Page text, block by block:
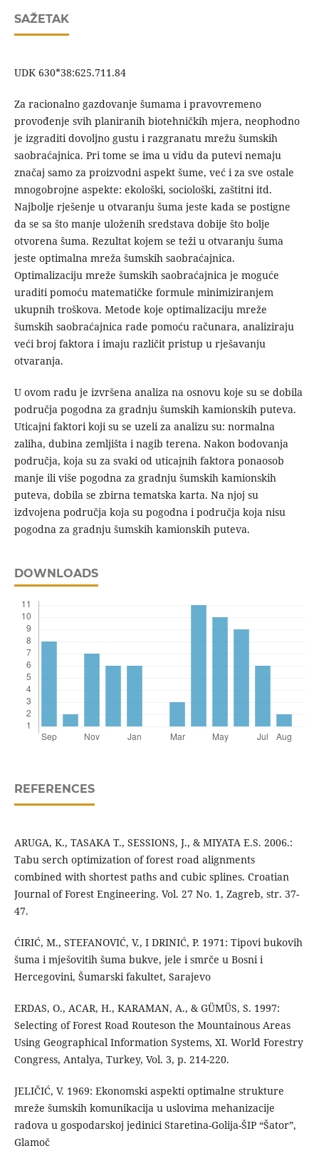
SAŽETAK
UDK 630*38:625.711.84
Za racionalno gazdovanje šumama i pravovremeno
provođenje svih planiranih biotehničkih mjera, neophodno
je izgraditi dovoljno gustu i razgranatu mrežu šumskih
saobraćajnica. Pri tome se ima u vidu da putevi nemaju
značaj samo za proizvodni aspekt šume, već i za sve ostale
mnogobrojne aspekte: ekološki, sociološki, zaštitni itd.
Najbolje rješenje u otvaranju šuma jeste kada se postigne
da se sa što manje uloženih sredstava dobije što bolje
otvorena šuma. Rezultat kojem se teži u otvaranju šuma
jeste optimalna mreža šumskih saobraćajnica.
Optimalizaciju mreže šumskih saobraćajnica je moguće
uraditi pomoću matematičke formule minimiziranjem
ukupnih troškova. Metode koje optimalizaciju mreže
šumskih saobraćajnica rade pomoću računara, analiziraju
veći broj faktora i imaju različit pristup u rješavanju
otvaranja.
U ovom radu je izvršena analiza na osnovu koje su se dobila
područja pogodna za gradnju šumskih kamionskih puteva.
Uticajni faktori koji su se uzeli za analizu su: normalna
zaliha, dubina zemljišta i nagib terena. Nakon bodovanja
područja, koja su za svaki od uticajnih faktora ponaosob
manje ili više pogodna za gradnju šumskih kamionskih
puteva, dobila se zbirna tematska karta. Na njoj su
izdvojena područja koja su pogodna i područja koja nisu
pogodna za gradnju šumskih kamionskih puteva.
DOWNLOADS
REFERENCES
ARUGA, K., TASAKA T., SESSIONS, J., & MIYATA E.S. 2006.:
Tabu serch optimization of forest road alignments
combined with shortest paths and cubic splines. Croatian
Journal of Forest Engineering. Vol. 27 No. 1, Zagreb, str. 37-
47.
ĆIRIĆ, M., STEFANOVIĆ, V., I DRINIĆ, P. 1971: Tipovi bukovih
šuma i mješovitih šuma bukve, jele i smrče u Bosni i
Hercegovini, Šumarski fakultet, Sarajevo
ERDAS, O., ACAR, H., KARAMAN, A., & GÜMÜS, S. 1997:
Selecting of Forest Road Routeson the Mountainous Areas
Using Geographical Information Systems, XI. World Forestry
Congress, Antalya, Turkey, Vol. 3, p. 214-220.
JELIČIĆ, V. 1969: Ekonomski aspekti optimalne strukture
mreže šumskih komunikacija u uslovima mehanizacije
radova u gospodarskoj jedinici Staretina-Golija-ŠIP “Šator”,
Glamoč